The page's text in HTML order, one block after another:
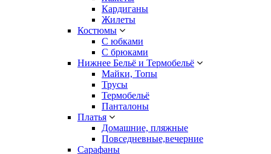
Кардиганы
Жилеты
Костюмы
С юбками
С брюками
Нижнее Бельё и Термобельё
Майки, Топы
Трусы
Термобельё
Панталоны
Платья
Домашние, пляжные
Повседневные,вечерние
Сарафаны